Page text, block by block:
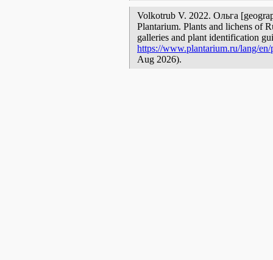
Volkotrub V. 2022. Ольга
Plantarium. Plants and lichens of
galleries and plant identification
https://www.plantarium.ru/lang/
Aug 2026).